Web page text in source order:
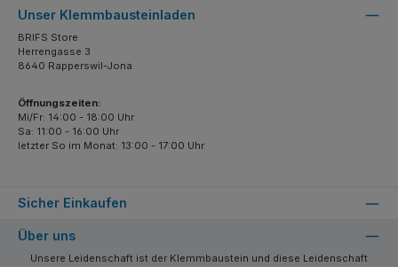
Sicher Einkaufen
Unser Klemmbausteinladen
BRIFS Store
Herrengasse 3
8640 Rapperswil-Jona
Öffnungszeiten:
Mi/Fr: 14:00 - 18:00 Uhr
Sa: 11:00 - 16:00 Uhr
letzter So im Monat: 13:00 - 17:00 Uhr
Über uns
Unsere Leidenschaft ist der Klemmbaustein und diese Leidenschaft